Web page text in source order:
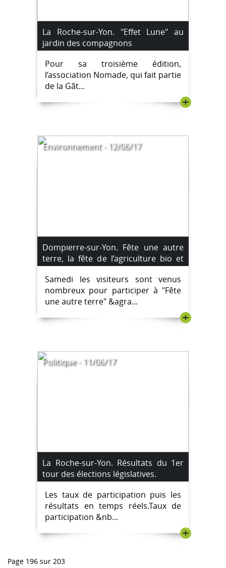
La Roche-sur-Yon. "Effet Lune" au
jardin des compagnons
Pour sa troisième édition,
l’association Nomade, qui fait partie
de la Gât...
+
Environnement - 12/06/17
Dompierre-sur-Yon. Fête une autre
terre, la fête de l’agriculture bio et
durable..
Samedi les visiteurs sont venus
nombreux pour participer à "Fête
une autre terre" &agra...
+
Politique - 11/06/17
La Roche-sur-Yon. Résultats du 1er
tour des élections législatives.
Les taux de participation puis les
résultats en temps réels.Taux de
participation &nb...
+
Page 196 sur 203